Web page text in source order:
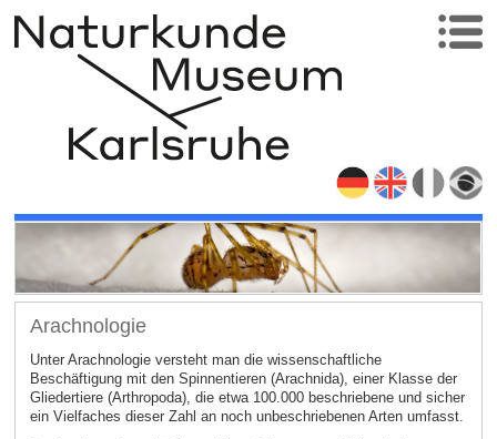
Arachnologie
Unter Arachnologie versteht man die wissenschaftliche
Beschäftigung mit den Spinnentieren (Arachnida), einer Klasse der
Gliedertiere (Arthropoda), die etwa 100.000 beschriebene und sicher
ein Vielfaches dieser Zahl an noch unbeschriebenen Arten umfasst.